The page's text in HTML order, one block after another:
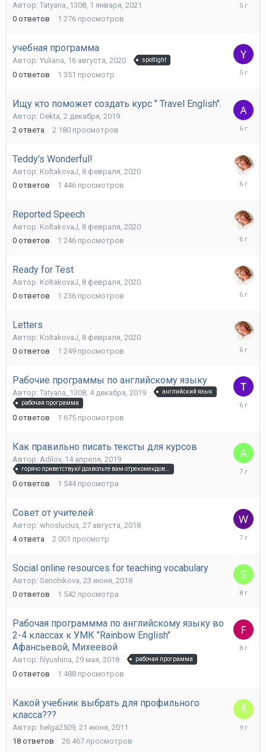
Автор: Tatyana_1308, 1 января, 2021
0 ответов 1 276 просмотров
учебная программа
Автор: Yuliana, 16 августа, 2020 spotlight
0 ответов 1 351 просмотр
16
Ищу кто поможет создать курс " Travel English".
Автор: Dekta 2 декабря, 2019
2 ответа 2 180 просмотров
31
Teddy's Wonderful!
Автор: KoltakovaJ 8 февраля, 2020
0 ответов 1 446 просмотров
Reported Speech
Автор: KoltakovaJ 8 февраля, 2020
0 ответов 1 246 просмотров
Ready for Test
Автор: KoltakovaJ 8 февраля, 2020
0 ответов 1 236 просмотров
Letters
Автор: KoltakovaJ 8 февраля, 2020
0 ответов 1 249 просмотров
Рабочие программы по английскому языку
Автор: Tatyana_1308 4 декабря, 2019
английский язык
рабочая программа
0 ответов 1 675 просмотров
Как правильно писать тексты для курсов
Автор: Adilov, 14 апреля, 2019
горячо приветствую! дозвольте вам отрекомендовать уникальный сайт посвященный такой серьезной теме как [url
0 ответов 1 544 просмотра
14
Совет от учителей
Автор: whoslucius, 27 августа, 2018
4 ответа 2 001 просмотр
27
Social online resources for teaching vocabulary
Автор: Senchikova, 23 июня, 2018
0 ответов 1 542 просмотра
23
Рабочая программма по английскому языку во
2-4 классах к УМК "Rainbow English"
Афансьевой, Михеевой
Автор:filyushina, 29 мая, 2018 рабочая программа
0 ответов 1 488 просмотров
29
Какой учебник выбрать для профильного
класса???
Автор: helga2509 21 июня, 2011
18 ответов 26 467 просмотров